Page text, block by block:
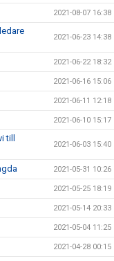
2021-08-07 16:38
2021-06-23 14:38
2021-06-22 18:32
2021-06-16 15:06
2021-06-11 12:18
2021-06-10 15:17
till
2021-06-03 15:40
2021-05-31 10:26
2021-05-25 18:19
2021-05-14 20:33
2021-05-04 11:25
2021-04-28 00:15